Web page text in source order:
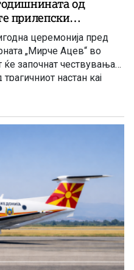
од
прилепски
церемонија пред
„Мирче Ацев“ во
започнат чествувањата
настан кај
година загинаа десет